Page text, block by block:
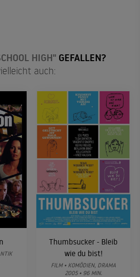
HIGH" GEFALLEN?
auch:
Thumbsucker - Bleib
wie du bist!
FILM • KOMÖDIEN, DRAMA
2005 • 96 MIN.